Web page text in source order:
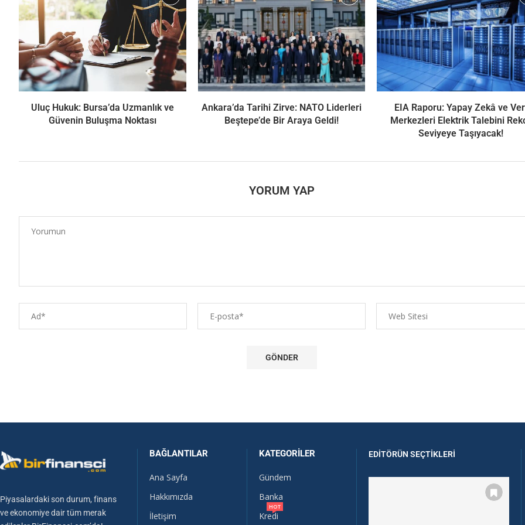
Uluç Hukuk: Bursa’da Uzmanlık ve
Güvenin Buluşma Noktası
Ankara’da Tarihi Zirve: NATO Liderleri
Beştepe’de Bir Araya Geldi!
EIA Raporu: Yapay Zekâ ve
Merkezleri Elektrik Talebini
Seviyeye Taşıyacak!
YORUM YAP
Piyasalardaki son durum, finans
ve ekonomiye dair tüm merak
BAĞLANTILAR
Ana Sayfa
Hakkımızda
İletişim
KATEGORILER
Gündem
Banka
Kredi
HOT
EDITÖRÜN SEÇTIKLERI